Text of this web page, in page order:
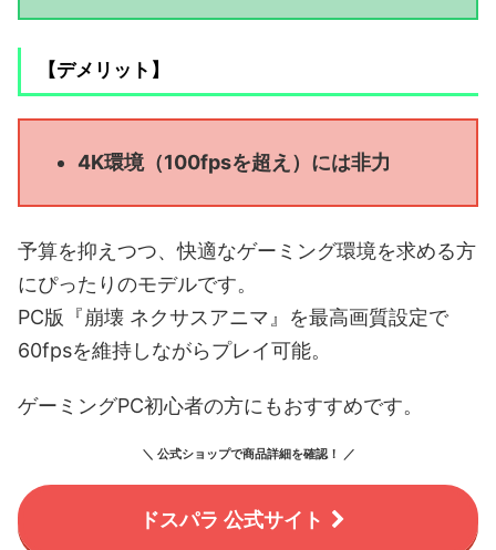
【デメリット】
4K環境（100fpsを超え）には非力
予算を抑えつつ、快適なゲーミング環境を求める方
にぴったりのモデルです。
PC版『崩壊 ネクサスアニマ』を最高画質設定で
60fpsを維持しながらプレイ可能。
ゲーミングPC初心者の方にもおすすめです。
＼ 公式ショップで商品詳細を確認！ ／
ドスパラ 公式サイト